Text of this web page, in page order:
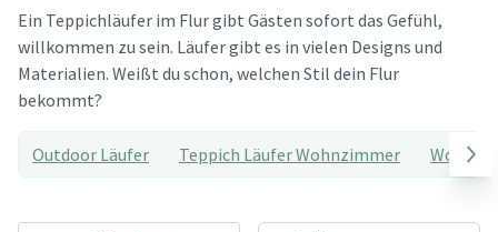
Ein Teppichläufer im Flur gibt Gästen sofort das Gefühl,
willkommen zu sein. Läufer gibt es in vielen Designs und
Materialien. Weißt du schon, welchen Stil dein Flur
bekommt?
Outdoor Läufer Teppich Läufer Wohnzimmer